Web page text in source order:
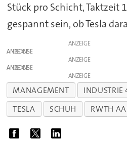
Stück pro Schicht,
gespannt sein, ob Tesla
ANZEIGE
ANZEIGE
ANZEIGE
ANZEIGE
ANZEIGE
MANAGEMENT INDUSTRIE
TESLA
SCHUH RWTH